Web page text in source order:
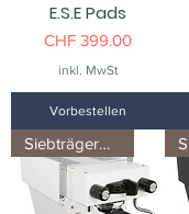
E.S.E Pads
Preis
CHF 399.00
inkl. MwSt
Vorbestellen
Siebträgermaschine